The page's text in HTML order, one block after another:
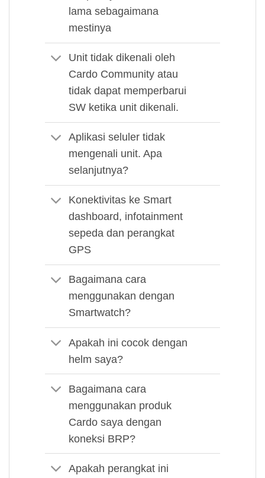
lama sebagaimana
mestinya
Unit tidak dikenali oleh
Cardo Community atau
tidak dapat memperbarui
SW ketika unit dikenali.
Aplikasi seluler tidak
mengenali unit. Apa
selanjutnya?
Konektivitas ke Smart
dashboard, infotainment
sepeda dan perangkat
GPS
Bagaimana cara
menggunakan dengan
Smartwatch?
Apakah ini cocok dengan
helm saya?
Bagaimana cara
menggunakan produk
Cardo saya dengan
koneksi BRP?
Apakah perangkat ini